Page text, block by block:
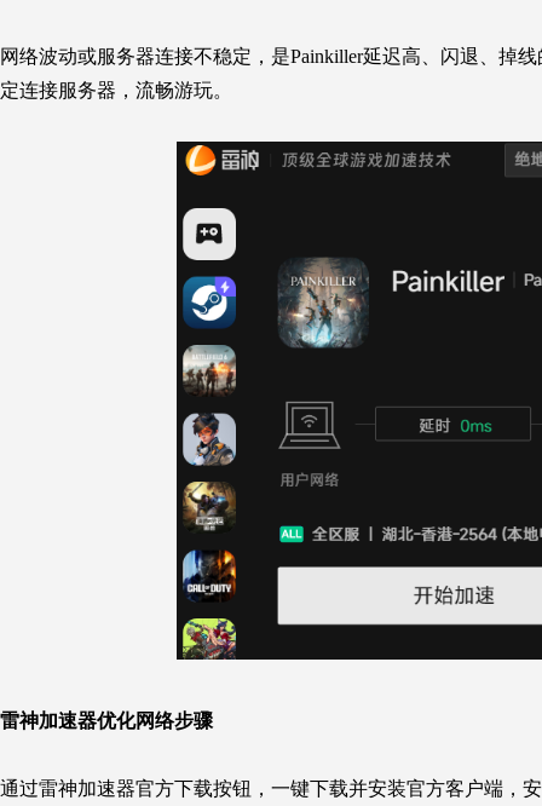
网络波动或服务器连接不稳定，是Painkiller延迟高、闪退、掉
定连接服务器，流畅游玩。
雷神加速器优化网络步骤
通过雷神加速器官方下载按钮，一键下载并安装官方客户端，